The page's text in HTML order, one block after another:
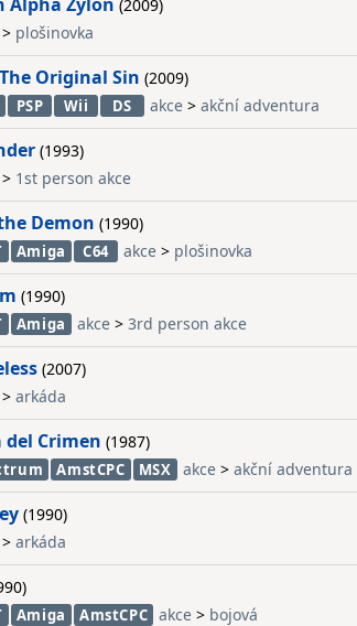
(2009)
> plošinovka
Original Sin (2009)
PSP Wii DS akce > akční adventura
(1993)
> 1st person akce
Demon (1990)
Amiga C64 akce> plošinovka
(1990)
Amiga akce> 3rd person akce
(2007)
> arkáda
del Crimen (1987)
AmstCPC MSX akce> akční adventura
(1990)
> arkáda
Amiga AmstCPC akce > bojová